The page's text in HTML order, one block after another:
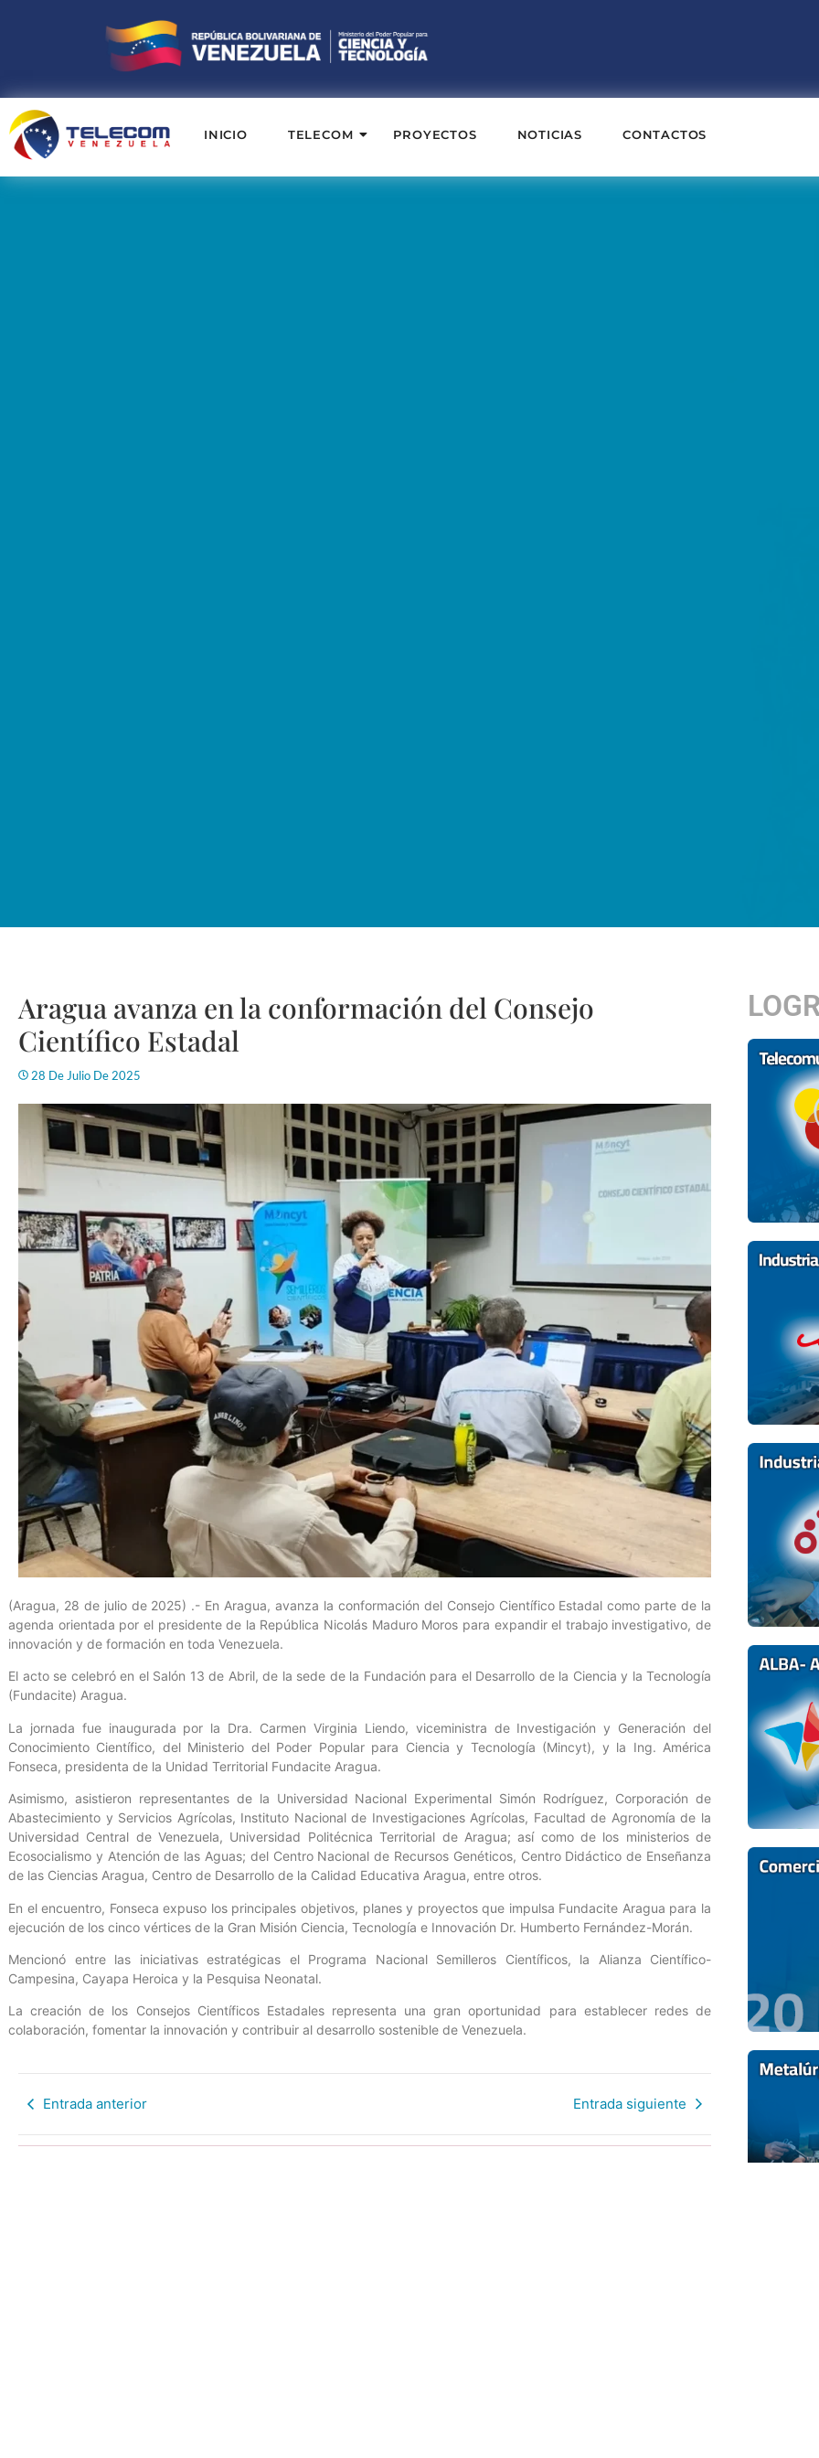
INICIO TELECOM PROYECTOS NOTICIAS CONTACTOS
Aragua avanza en la conformación del Consejo
Científico Estadal
28 De Julio De 2025
(Aragua, 28 de julio de 2025) .- En Aragua, avanza la conformación del Consejo Científico Estadal como parte de la
agenda orientada por el presidente de la República Nicolás Maduro Moros para expandir el trabajo investigativo, de
innovación y de formación en toda Venezuela.
El acto se celebró en el Salón 13 de Abril, de la sede de la Fundación para el Desarrollo de la Ciencia y la Tecnología
(Fundacite) Aragua.
La jornada fue inaugurada por la Dra. Carmen Virginia Liendo, viceministra de Investigación y Generación del
Conocimiento Científico, del Ministerio del Poder Popular para Ciencia y Tecnología (Mincyt), y la Ing. América
Fonseca, presidenta de la Unidad Territorial Fundacite Aragua.
Asimismo, asistieron representantes de la Universidad Nacional Experimental Simón Rodríguez, Corporación de
Abastecimiento y Servicios Agrícolas, Instituto Nacional de Investigaciones Agrícolas, Facultad de Agronomía de la
Universidad Central de Venezuela, Universidad Politécnica Territorial de Aragua; así como de los ministerios de
Ecosocialismo y Atención de las Aguas; del Centro Nacional de Recursos Genéticos, Centro Didáctico de Enseñanza
de las Ciencias Aragua, Centro de Desarrollo de la Calidad Educativa Aragua, entre otros.
En el encuentro, Fonseca expuso los principales objetivos, planes y proyectos que impulsa Fundacite Aragua para la
ejecución de los cinco vértices de la Gran Misión Ciencia, Tecnología e Innovación Dr. Humberto Fernández-Morán.
Mencionó entre las iniciativas estratégicas el Programa Nacional Semilleros Científicos, la Alianza Científico-
Campesina, Cayapa Heroica y la Pesquisa Neonatal.
La creación de los Consejos Científicos Estadales representa una gran oportunidad para establecer redes de
colaboración, fomentar la innovación y contribuir al desarrollo sostenible de Venezuela.
Entrada anterior Entrada siguiente